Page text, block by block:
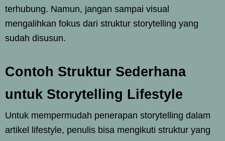
terhubung. Namun, jangan sampai visual
mengalihkan fokus dari struktur storytelling yang
sudah disusun.
Contoh Struktur Sederhana
untuk Storytelling Lifestyle
Untuk mempermudah penerapan storytelling dalam
artikel lifestyle, penulis bisa mengikuti struktur yang